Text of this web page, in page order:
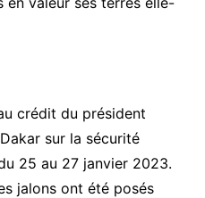
crédit du président
sur la sécurité
25 au 27 janvier 2023.
jalons ont été posés